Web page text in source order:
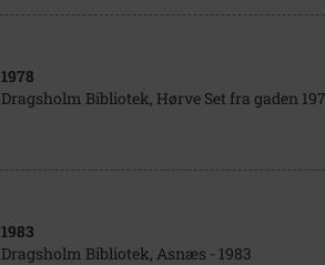
1978
Dragsholm Bibliotek, Hørve Set fra gaden
1983
Dragsholm Bibliotek, Asnæs - 1983